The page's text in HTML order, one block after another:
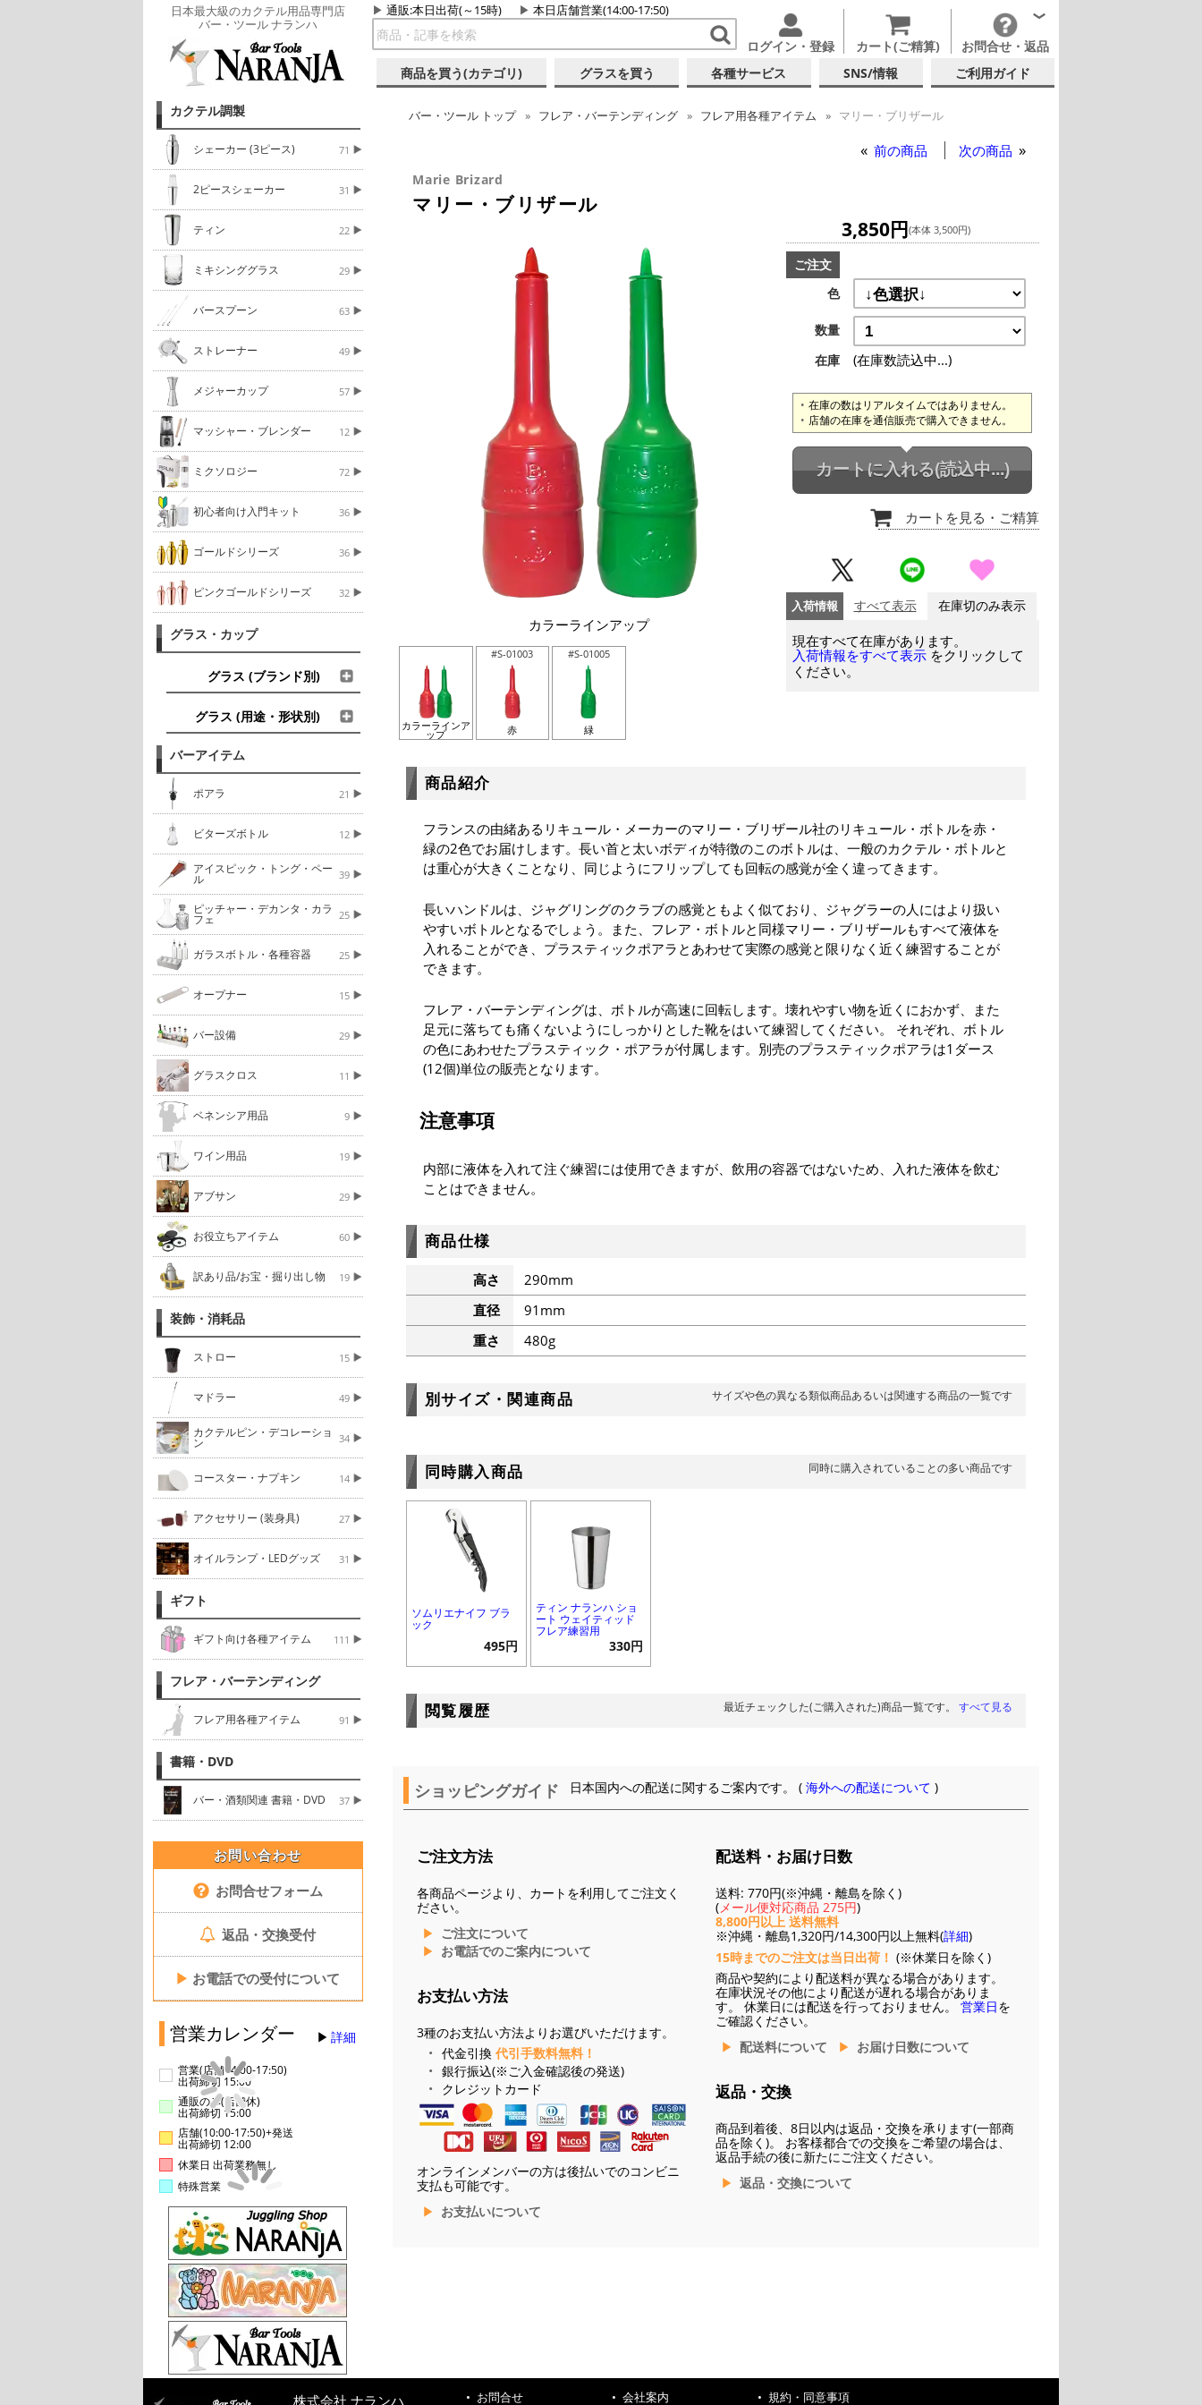
日本最大級のカクテル用品専門店
バー・ツール ナランハ
通販:本日出荷(～15時) 本日店舗営業(14:00-17:50)
ログイン・登録 カート(ご精算) お問合せ・返品
商品を買う(カテゴリ) グラスを買う 各種サービス SNS/情報 ご利用ガイド
カクテル調製
シェーカー (3ピース) 71
2ピースシェーカー 31
ティン 22
ミキシンググラス 29
バースプーン 63
ストレーナー 49
メジャーカップ 57
マッシャー・ブレンダー 12
ミクソロジー 72
初心者向け入門キット 36
ゴールドシリーズ 36
ピンクゴールドシリーズ 32
グラス・カップ
グラス (ブランド別)
グラス (用途・形状別)
バーアイテム
ポアラ 21
ビターズボトル 12
アイスピック・トング・ペー
ル 39
ピッチャー・デカンタ・カラ
フェ 25
ガラスボトル・各種容器 25
オープナー 15
バー設備 29
グラスクロス 11
ベネンシア用品 9
ワイン用品 19
アブサン 29
お役立ちアイテム 60
訳あり品/お宝・掘り出し物 19
装飾・消耗品
ストロー 15
マドラー 49
カクテルピン・デコレーショ
ン 34
コースター・ナプキン 14
アクセサリー (装身具) 27
オイルランプ・LEDグッズ 31
ギフト
ギフト向け各種アイテム 111
フレア・バーテンディング
フレア用各種アイテム 91
書籍・DVD
バー・酒類関連 書籍・DVD 37
お問い合わせ
お問合せフォーム
返品・交換受付
▶ お電話での受付について
営業カレンダー 詳細
営業(店舗14:00-17:50)
出荷締切 15:00
通販のみ(店舗休)
出荷締切 15:00
店舗(10:00-17:50)+発送
出荷締切 12:00
休業日 出荷業務無し
特殊営業
バー・ツール トップ フレア・バーテンディング フレア用各種アイテム マリー・ブリザール
前の商品 次の商品
Marie Brizard
マリー・ブリザール
カラーラインアップ
カラーラインア
ップ
#S-01003
赤
#S-01005
緑
3,850円(本体 3,500円)
ご注文
色
数量
在庫
(在庫数読込中...)
在庫の数はリアルタイムではありません。
店舗の在庫を通信販売で購入できません。
カートに入れる(読込中...)
カートを見る ・ご精算
入荷情報 すべて表示 在庫切のみ表示
現在すべて在庫があります。
入荷情報をすべて表示 をクリックして
ください。
商品紹介
フランスの由緒あるリキュール・メーカーのマリー・ブリザール社のリキュール・ボトルを赤・
緑の2色でお届けします。長い首と太いボディが特徴のこのボトルは、一般のカクテル・ボトルと
は重心が大きくことなり、同じようにフリップしても回転の感覚が全く違ってきます。
長いハンドルは、ジャグリングのクラブの感覚ともよく似ており、ジャグラーの人にはより扱い
やすいボトルとなるでしょう。また、フレア・ボトルと同様マリー・ブリザールもすべて液体を
入れることができ、プラスティックポアラとあわせて実際の感覚と限りなく近く練習することが
できます。
フレア・バーテンディングは、ボトルが高速に回転します。壊れやすい物を近くにおかず、また
足元に落ちても痛くないようにしっかりとした靴をはいて練習してください。 それぞれ、ボトル
の色にあわせたプラスティック・ポアラが付属します。別売のプラスティックポアラは1ダース
(12個)単位の販売となります。
注意事項
内部に液体を入れて注ぐ練習には使用できますが、飲用の容器ではないため、入れた液体を飲む
ことはできません。
商品仕様
高さ
290mm
直径
91mm
重さ
480g
別サイズ・関連商品 サイズや色の異なる類似商品あるいは関連する商品の一覧です
同時購入商品 同時に購入されていることの多い商品です
ソムリエナイフ ブラ
ック
495円
ティン ナランハ ショ
ート ウェイティッド
フレア練習用
330円
閲覧履歴 最近チェックした(ご購入された)商品一覧です。 すべて見る
ショッピングガイド 日本国内への配送に関するご案内です。 (海外への配送について )
ご注文方法
各商品ページより、カートを利用してご注文く
ださい。
ご注文について
お電話でのご案内について
お支払い方法
3種のお支払い方法よりお選びいただけます。
代金引換 代引手数料無料！
銀行振込(※ご入金確認後の発送)
クレジットカード
オンラインメンバーの方は後払いでのコンビニ
支払も可能です。
お支払いについて
配送料・お届け日数
送料: 770円(※沖縄・離島を除く)
(メール便対応商品 275円)
8,800円以上 送料無料
※沖縄・離島1,320円/14,300円以上無料(詳細)
15時までのご注文は当日出荷！ (※休業日を除く)
商品や契約により配送料が異なる場合があります。
在庫状況その他により配送が遅れる場合がありま
す。 休業日には配送を行っておりません。 営業日を
ご確認ください。
配送料について
お届け日数について
返品・交換
商品到着後、8日以内は返品・交換を承ります(一部商
品を除く)。 お客様都合での交換をご希望の場合は、
返品手続の後に新たにご注文ください。
返品・交換について
株式会社 ナランハ お問合せ 会社案内 規約・同意事項